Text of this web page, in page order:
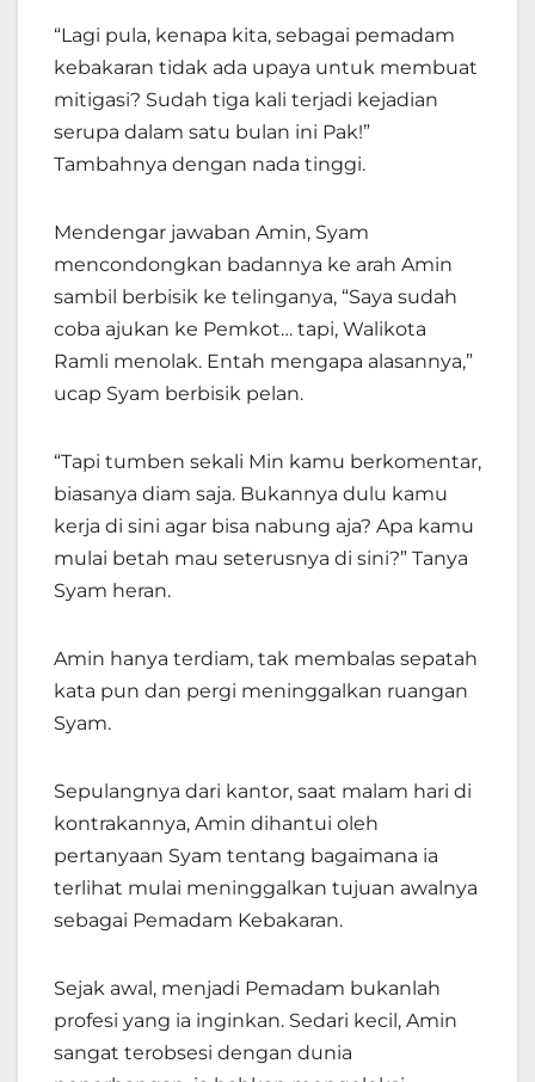
“Lagi pula, kenapa kita, sebagai pemadam
kebakaran tidak ada upaya untuk membuat
mitigasi? Sudah tiga kali terjadi kejadian
serupa dalam satu bulan ini Pak!”
Tambahnya dengan nada tinggi.
Mendengar jawaban Amin, Syam
mencondongkan badannya ke arah Amin
sambil berbisik ke telinganya, “Saya sudah
coba ajukan ke Pemkot… tapi, Walikota
Ramli menolak. Entah mengapa alasannya,”
ucap Syam berbisik pelan.
“Tapi tumben sekali Min kamu berkomentar,
biasanya diam saja. Bukannya dulu kamu
kerja di sini agar bisa nabung aja? Apa kamu
mulai betah mau seterusnya di sini?” Tanya
Syam heran.
Amin hanya terdiam, tak membalas sepatah
kata pun dan pergi meninggalkan ruangan
Syam.
Sepulangnya dari kantor, saat malam hari di
kontrakannya, Amin dihantui oleh
pertanyaan Syam tentang bagaimana ia
terlihat mulai meninggalkan tujuan awalnya
sebagai Pemadam Kebakaran.
Sejak awal, menjadi Pemadam bukanlah
profesi yang ia inginkan. Sedari kecil, Amin
sangat terobsesi dengan dunia